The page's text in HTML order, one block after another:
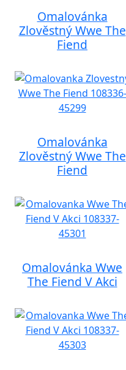
Omalovánka
Zlověstný Wwe The
Fiend
Omalovánka
Zlověstný Wwe The
Fiend
Omalovánka Wwe
The Fiend V Akci